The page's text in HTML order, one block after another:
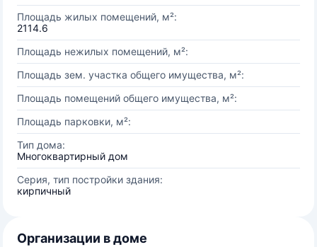
Площадь жилых помещений, м²:
2114.6
Площадь нежилых помещений, м²:
Площадь зем. участка общего имущества, м²:
Площадь помещений общего имущества, м²:
Площадь парковки, м²:
Тип дома:
Многоквартирный дом
Серия, тип постройки здания:
кирпичный
Организации в доме